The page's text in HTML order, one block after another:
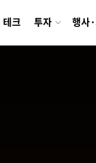
테크 투자 행사